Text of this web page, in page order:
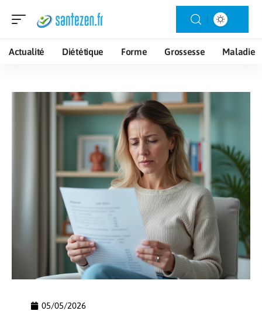
Actualité Diététique Forme Grossesse Maladie
05/05/2026